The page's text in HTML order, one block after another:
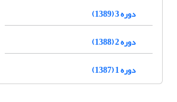
دوره 3 (1389)
دوره 2 (1388)
دوره 1 (1387)